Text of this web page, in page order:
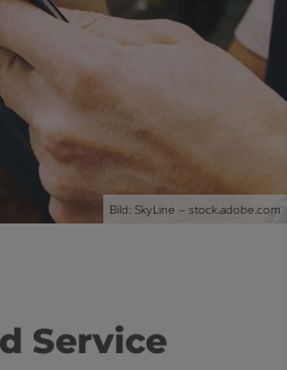
Bild: SkyLine – stock.adobe.com
Service